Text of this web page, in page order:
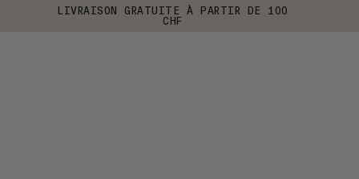
LIVRAISON GRATUITE À PARTIR DE 100
CHF